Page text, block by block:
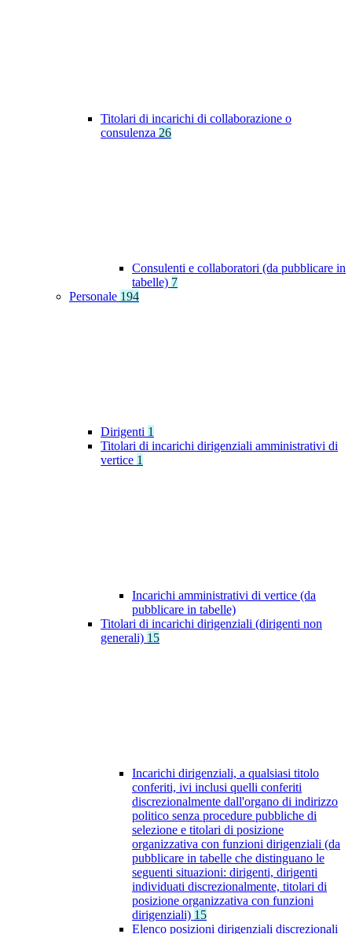
Titolari di incarichi di collaborazione o
consulenza 26
Consulenti e collaboratori (da pubblicare in
tabelle) 7
Personale 194
Dirigenti 1
Titolari di incarichi dirigenziali amministrativi di
vertice 1
Incarichi amministrativi di vertice (da
pubblicare in tabelle)
Titolari di incarichi dirigenziali (dirigenti non
generali) 15
Incarichi dirigenziali, a qualsiasi titolo
conferiti, ivi inclusi quelli conferiti
discrezionalmente dall'organo di indirizzo
politico senza procedure pubbliche di
selezione e titolari di posizione
organizzativa con funzioni dirigenziali (da
pubblicare in tabelle che distinguano le
seguenti situazioni: dirigenti, dirigenti
individuati discrezionalmente, titolari di
posizione organizzativa con funzioni
dirigenziali) 15
Elenco posizioni dirigenziali discrezionali